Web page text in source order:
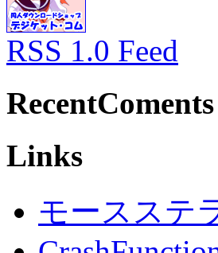
RSS 1.0 Feed
RecentComents
Links
モースステ